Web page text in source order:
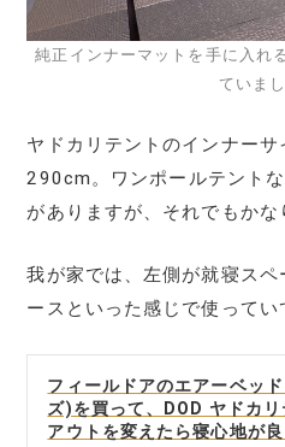
純正インナーマットを手に入れ
ていまし
ヤドカリテントのインナー
290cm。ワンポールテント
がありますが、それでもかな
我が家では、左側が就寝ス
ースといった感じで使ってい
フィールドアのエアーベッ
ズ)を買って、DOD ヤドカリ
アウトを変えたら寝心地が